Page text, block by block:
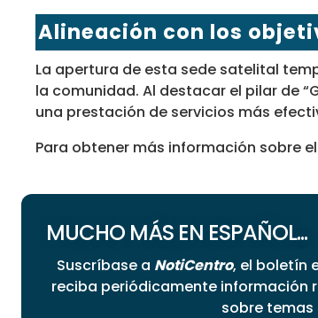
Alineación con los
La apertura de esta sede satelital
la comunidad. Al destacar el pilar de
una prestación de servicios más
Para obtener más información sobre
MUCHO MÁS EN ESPAÑOL...
Suscríbase a NotiCentro, el boletín
reciba periódicamente información
sobre temas